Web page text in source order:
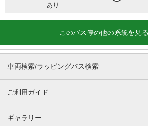
あり
このバス停の他の系統を見る
車両検索/ラッピングバス検索
ご利用ガイド
ギャラリー